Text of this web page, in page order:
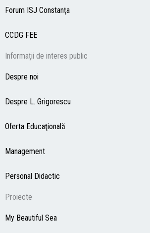
Forum ISJ Constanţa
CCDG FEE
Informații de interes public
Despre noi
Despre L. Grigorescu
Oferta Educaţională
Management
Personal Didactic
Proiecte
My Beautiful Sea